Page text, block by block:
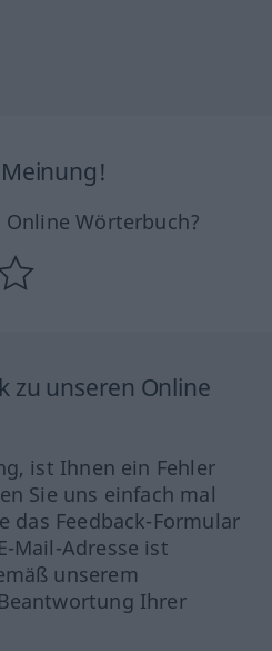
Wörterbuch?
zu unseren Online
ist Ihnen ein Fehler
Sie uns einfach mal
das Feedback-Formular
Mail-Adresse ist
unserem
Ihrer